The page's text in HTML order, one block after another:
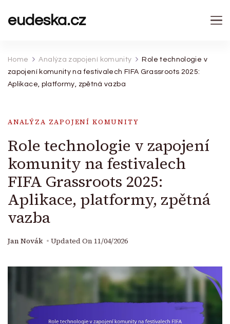
eudeska.cz
Home Analýza zapojení komunity
Role technologie v
zapojení komunity na festivalech FIFA Grassroots 2025:
Aplikace, platformy, zpětná vazba
ANALÝZA ZAPOJENÍ KOMUNITY
Role technologie v zapojení
komunity na festivalech
FIFA Grassroots 2025:
Aplikace, platformy, zpětná
vazba
Jan Novák Updated On 11/04/2026